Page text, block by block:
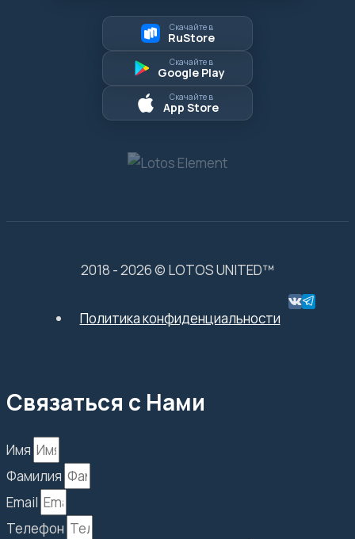
Скачайте в
RuStore
Скачайте в
Google Play
Скачайте в
App Store
2018 - 2026 © LOTOS UNITED™
Политика конфиденциальности
Связаться с Нами
Имя
Фамилия
Email
Телефон